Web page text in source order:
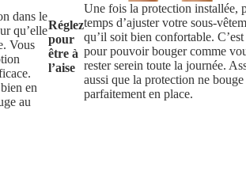
dans le
qu’elle
Vous
en
au
Réglez
pour
être à
l’aise
Une fois la protection installée,
temps d’ajuster votre sous-
qu’il soit bien confortable. C’est
pour pouvoir bouger comme
rester serein toute la journée.
aussi que la protection ne bouge
parfaitement en place.